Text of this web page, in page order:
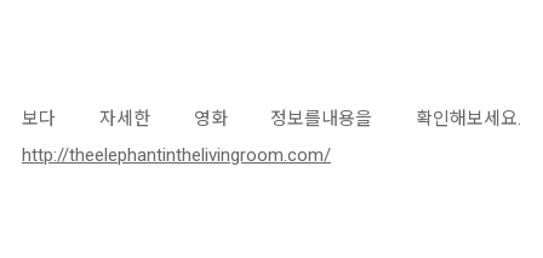
보다 자세한 영화 정보를내용을 확인해보세요.
http://theelephantinthelivingroom.com/